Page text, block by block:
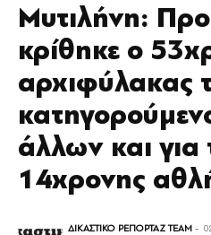
Μυτιλήνη:
κρίθηκε ο
αρχιφύλακας
άλλων και για
14χρονης
ΔΙΚΑΣΤΙΚΟ ΡΕΠΟΡΤΑΖ TEAM -